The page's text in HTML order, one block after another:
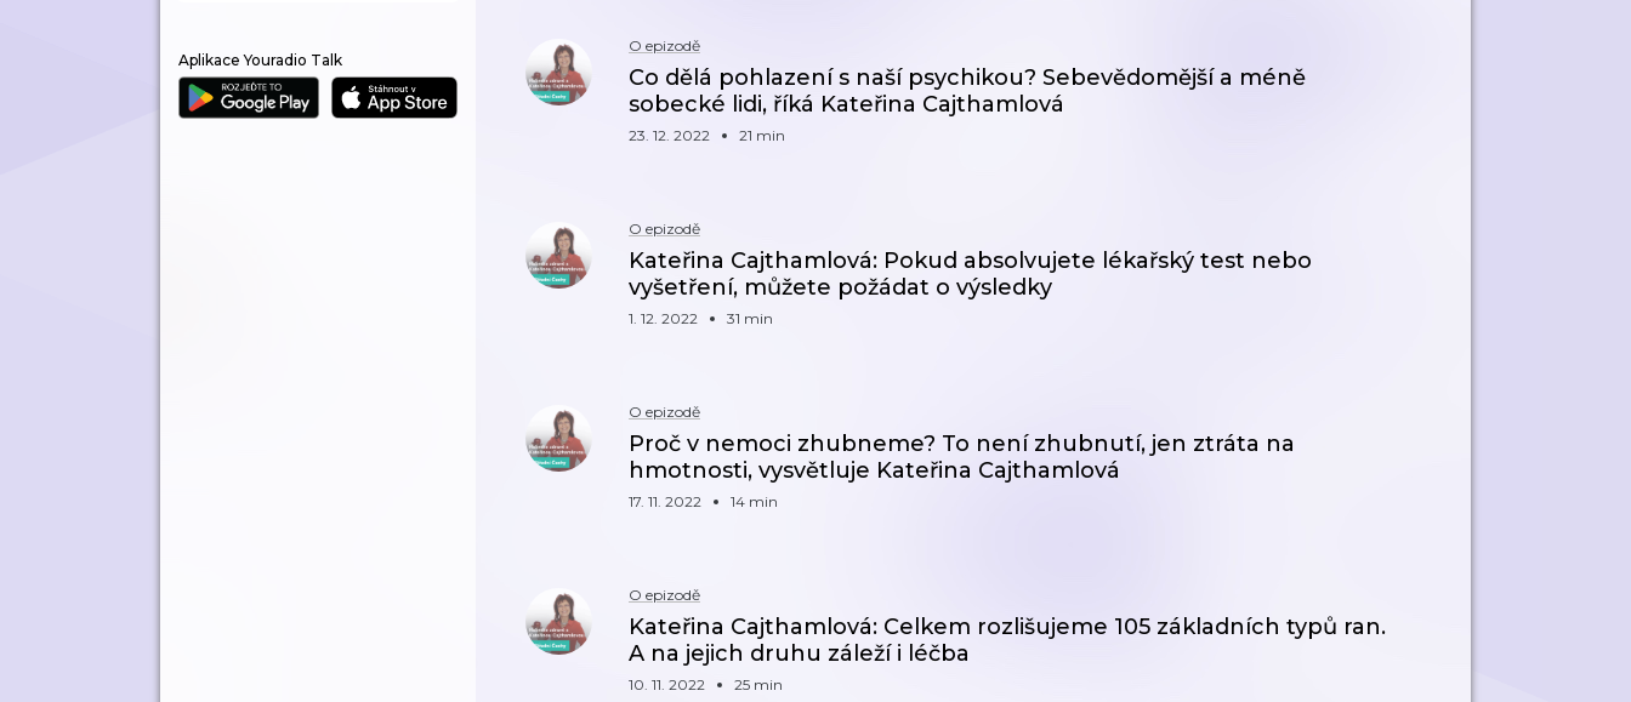
Aplikace Youradio Talk
O epizodě
Co dělá pohlazení s naší psychikou? Sebevědomější a méně
sobecké lidi, říká Kateřina Cajthamlová
23. 12. 2022 21 min
O epizodě
Kateřina Cajthamlová: Pokud absolvujete lékařský test nebo
vyšetření, můžete požádat o výsledky
1. 12. 2022 31 min
O epizodě
Proč v nemoci zhubneme? To není zhubnutí, jen ztráta na
hmotnosti, vysvětluje Kateřina Cajthamlová
17. 11. 2022 14 min
O epizodě
Kateřina Cajthamlová: Celkem rozlišujeme 105 základních typů ran.
A na jejich druhu záleží i léčba
10. 11. 2022 25 min